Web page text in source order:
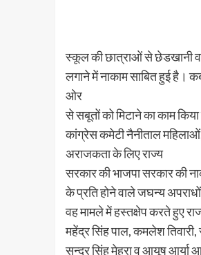
स्कूल की छात्राओं से छेडखानी व
लगाने में नाकाम साबित हुई है।
ओर
से सबूतों को मिटाने का काम
कांग्रेस कमेटी नैनीताल
अराजकता के लिए राज्य
सरकार की भाजपा सरकार की
के प्रति होने वाले जघन्य
वह मामले में हस्तक्षेप करते हुए
महेंद्र सिंह पाल, कमलेश
सुन्दर सिंह मेहरा व आयूष आर्या